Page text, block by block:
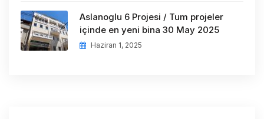
Aslanoglu 6 Projesi / Tum projeler
içinde en yeni bina 30 May 2025
Haziran 1, 2025